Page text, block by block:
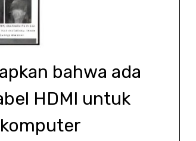
bahwa ada
HDMI untuk